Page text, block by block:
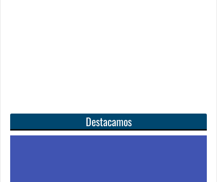
Destacamos